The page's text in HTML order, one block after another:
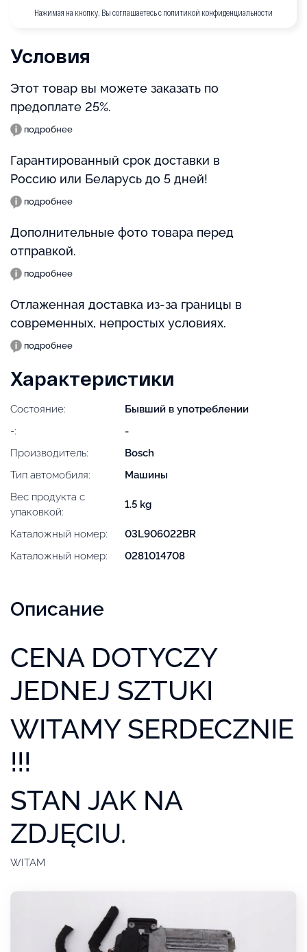
Нажимая на кнопку, Вы соглашаетесь с политикой конфиденциальности
Условия
Этот товар вы можете заказать по
предоплате 25%.
подробнее
Гарантированный срок доставки в
Россию или Беларусь до 5 дней!
подробнее
Дополнительные фото товара перед
отправкой.
подробнее
Отлаженная доставка из-за границы в
современных, непростых условиях.
подробнее
Характеристики
Состояние:
Бывший в употреблении
-:
-
Производитель:
Bosch
Тип автомобиля:
Машины
Вес продукта с
упаковкой:
1.5 kg
Каталожный номер:
03L906022BR
Каталожный номер:
0281014708
Описание
CENA DOTYCZY
JEDNEJ SZTUKI
WITAMY SERDECZNIE
!!!
STAN JAK NA
ZDJĘCIU.
WITAM